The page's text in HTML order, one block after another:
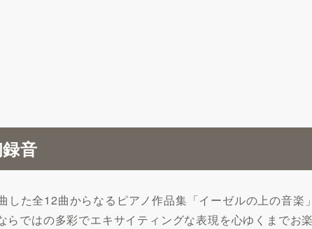
音
た全12曲からなるピアノ作品集「イーゼルの上の音楽
ではの多彩でエキサイティングな表現を心ゆくまでお